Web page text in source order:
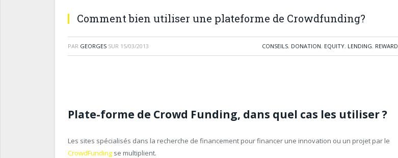
Comment bien utiliser une plateforme de Crowdfunding?
PAR GEORGES SUR 15/03/2013 CONSEILS, DONATION, EQUITY, LENDING, REWARD
Plate-forme de Crowd Funding, dans quel cas les utiliser ?
Les sites spécialisés dans la recherche de financement pour financer une innovation ou un projet par le
CrowdFunding se multiplient.